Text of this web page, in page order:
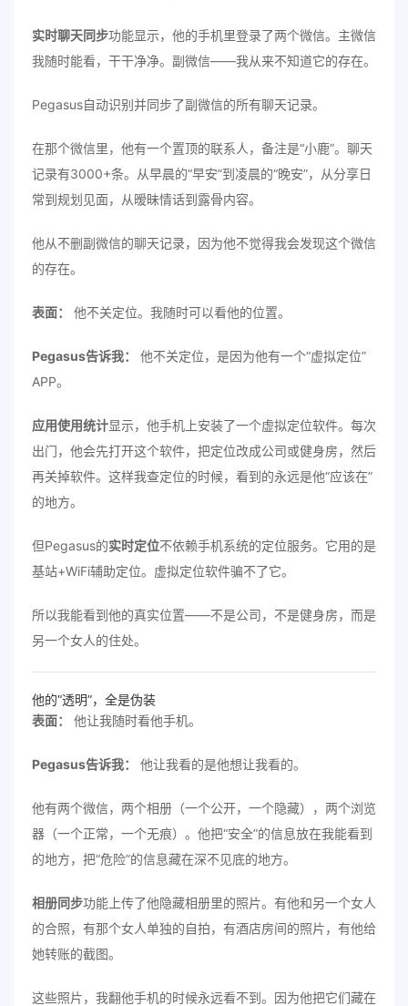
实时聊天同步功能显示，他的手机里登录了两个微信。主微信
我随时能看，干干净净。副微信——我从来不知道它的存在。
Pegasus自动识别并同步了副微信的所有聊天记录。
在那个微信里，他有一个置顶的联系人，备注是“小鹿”。聊天
记录有3000+条。从早晨的“早安”到凌晨的“晚安”，从分享日
常到规划见面，从暧昧情话到露骨内容。
他从不删副微信的聊天记录，因为他不觉得我会发现这个微信
的存在。
表面： 他不关定位。我随时可以看他的位置。
Pegasus告诉我：
他不关定位，是因为他有一个“虚拟定位”
APP。
应用使用统计显示，他手机上安装了一个虚拟定位软件。每次
出门，他会先打开这个软件，把定位改成公司或健身房，然后
再关掉软件。这样我查定位的时候，看到的永远是他“应该在”
的地方。
但Pegasus的实时定位不依赖手机系统的定位服务。它用的是
基站+WiFi辅助定位。虚拟定位软件骗不了它。
所以我能看到他的真实位置——不是公司，不是健身房，而是
另一个女人的住处。
他的“透明”，全是伪装
表面：
他让我随时看他手机。
Pegasus告诉我： 他让我看的是他想让我看的。
他有两个微信，两个相册（一个公开，一个隐藏），两个浏览
器（一个正常，一个无痕）。他把“安全”的信息放在我能看到
的地方，把“危险”的信息藏在深不见底的地方。
相册同步功能上传了他隐藏相册里的照片。有他和另一个女人
的合照，有那个女人单独的自拍，有酒店房间的照片，有他给
她转账的截图。
这些照片，我翻他手机的时候永远看不到。因为他把它们藏在